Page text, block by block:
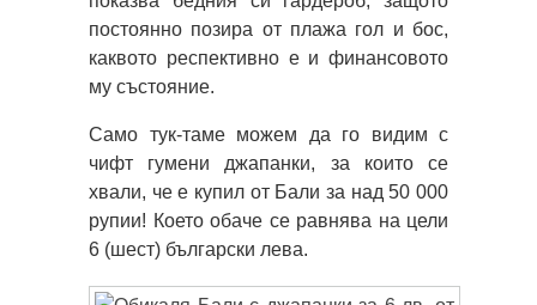
постоянно позира от плажа гол и бос,
каквото респективно е и финансовото
му състояние.
Само тук-таме можем да го видим с
чифт гумени джапанки, за които се
хвали, че е купил от Бали за над 50 000
рупии! Което обаче се равнява на цели
6 (шест) български лева.